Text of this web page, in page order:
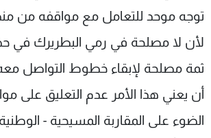
توجه موحد للتعامل مع مواقفه من
ثمة مصلحة لإبقاء خطوط التواصل
أن يعني هذا الأمر عدم التعليق على
الضوء على المقاربة المسيحية - الوطنية لقوى